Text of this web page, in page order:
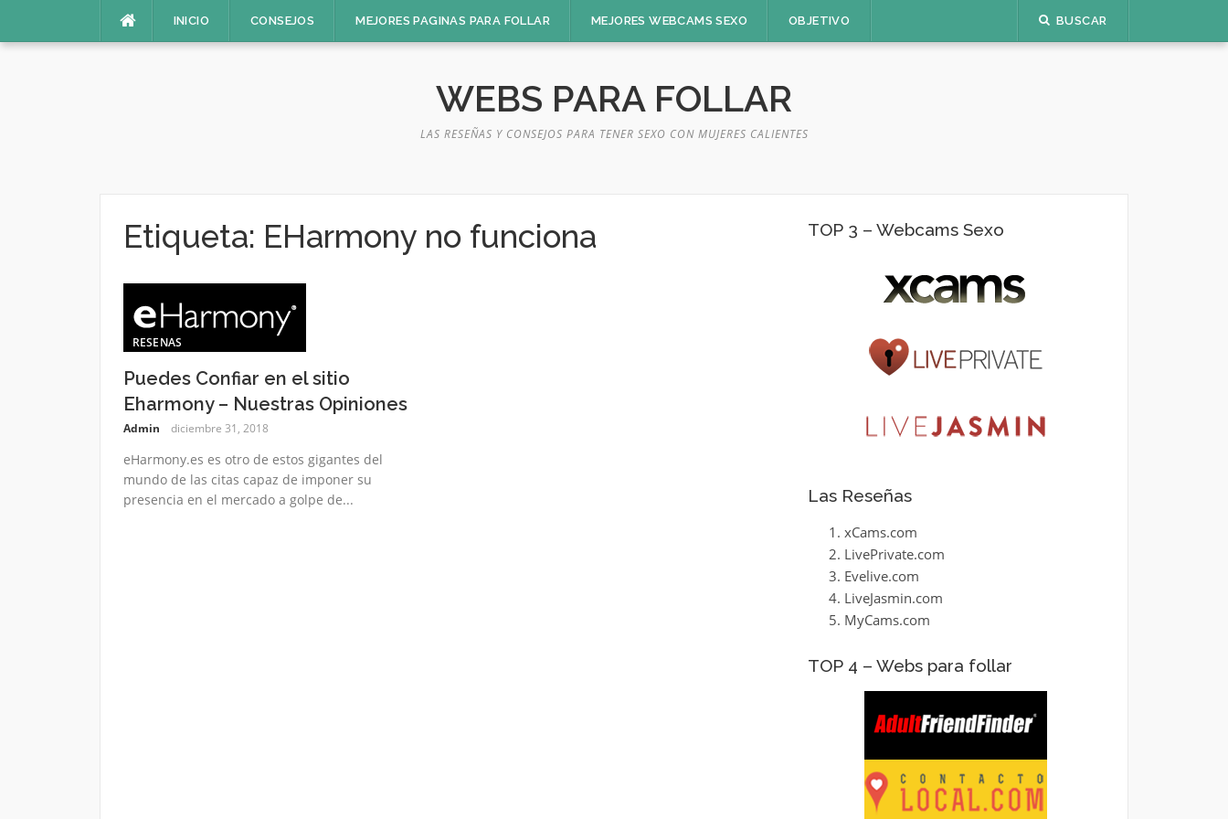
INICIO CONSEJOS MEJORES PAGINAS PARA FOLLAR MEJORES WEBCAMS SEXO OBJETIVO BUSCAR
WEBS PARA FOLLAR
LAS RESEÑAS Y CONSEJOS PARA TENER SEXO CON MUJERES CALIENTES
Etiqueta: EHarmony no funciona
RESENAS
Puedes Confiar en el sitio
Eharmony – Nuestras Opiniones
Admin diciembre 31, 2018
eHarmony.es es otro de estos gigantes del
mundo de las citas capaz de imponer su
presencia en el mercado a golpe de...
TOP 3 – Webcams Sexo
Las Reseñas
xCams.com
LivePrivate.com
Evelive.com
LiveJasmin.com
MyCams.com
TOP 4 – Webs para follar